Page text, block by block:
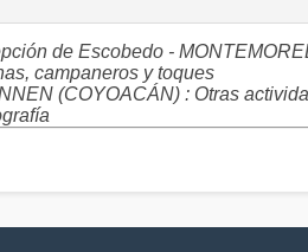
de Escobedo -
campaneros y toques
(COYOACÁN) : Otras